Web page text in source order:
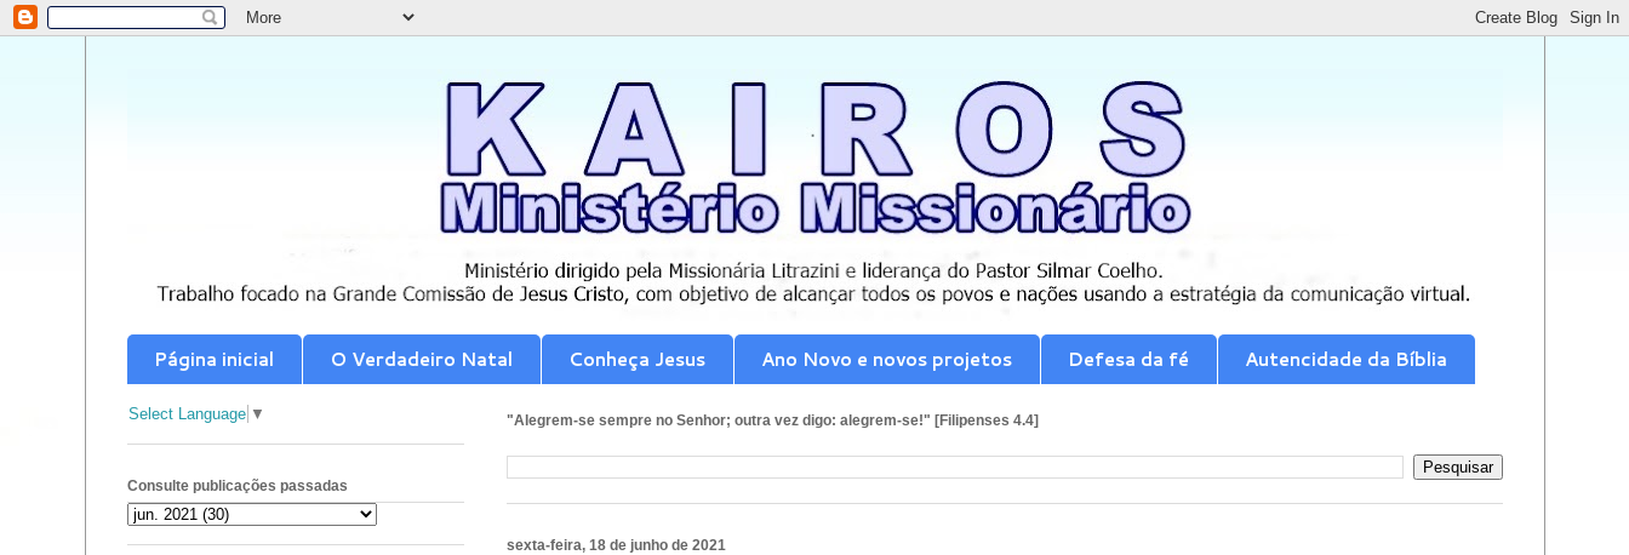
Página inicial O Verdadeiro Natal Conheça Jesus Ano Novo e novos projetos Defesa da fé Autencidade da Bíblia
"Alegrem-se sempre no Senhor; outra vez digo: alegrem-se!" [Filipenses 4.4]
sexta-feira, 18 de junho de 2021
Select Language ▼
Consulte publicações passadas